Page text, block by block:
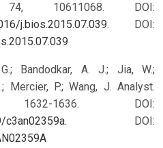
74, 10611068. DOI:
j.bios.2015.07.039.
DOI:
Bandodkar, A. J.; Jia, W.;
Mercier, P.; Wang, J. Analyst.
1636. DOI:
c3an02359a.
DOI: